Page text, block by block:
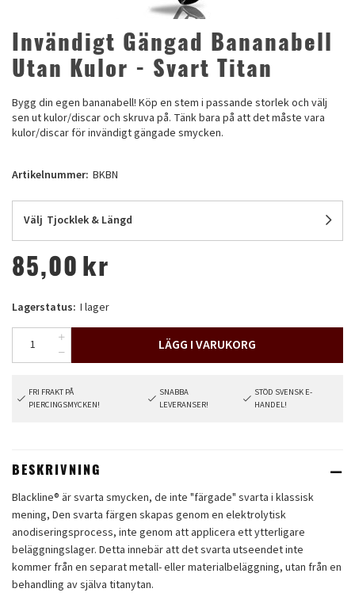
Invändigt Gängad Bananabell
Utan Kulor - Svart Titan
Bygg din egen bananabell! Köp en stem i passande storlek och välj
sen ut kulor/discar och skruva på. Tänk bara på att det måste vara
kulor/discar för invändigt gängade smycken.
Artikelnummer: BKBN
Välj Tjocklek & Längd
85,00 kr
Lagerstatus: I lager
LÄGG I VARUKORG
FRI FRAKT PÅ
PIERCINGSMYCKEN!
SNABBA
LEVERANSER!
STÖD SVENSK E-
HANDEL!
BESKRIVNING
Blackline® är svarta smycken, de inte "färgade" svarta i klassisk
mening, Den svarta färgen skapas genom en elektrolytisk
anodiseringsprocess, inte genom att applicera ett ytterligare
beläggningslager. Detta innebär att det svarta utseendet inte
kommer från en separat metall- eller materialbeläggning, utan från en
behandling av själva titanytan.